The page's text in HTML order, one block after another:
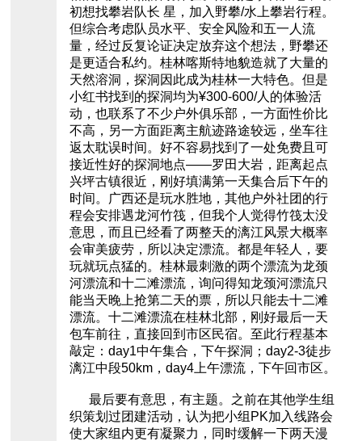
初想找攀岩队长 星，加入野攀/水上攀岩行程。
但综合考虑队员水平、安全风险和五一人流
量，经过反复论证决定放弃这个想法，野攀还
是更适合私约。桂林喀斯特地貌造就了大量的
天然溶洞，探洞因此成为桂林一大特色。但是
小红书找到的探洞均为¥300-600/人的体验活
动，也联系了不少户外俱乐部，一方面性价比
不高，另一方面距离主航迹路途较远，坐车往
返太耽误时间。好不容易找到了一处免费且可
接近性好的探洞地点——罗田大岩，距离起点
兴坪古镇很近，刚好填满第一天集合后下午的
时间。广西还是玩水胜地，其他户外社团的行
程会安排遇龙河竹筏，但我个人觉得竹筏太没
意思，而且已经看了两整天的漓江风景大概率
会审美疲劳，所以决定漂流。都是年轻人，要
玩就玩点猛的。桂林最刺激的两个漂流为龙颈
河漂流和十二滩漂流，询问得知龙颈河漂流只
能当天晚上抢第二天的票，所以只能去十二滩
漂流。十二滩漂流在桂林北部，刚好最后一天
包车前往，直接回到市区民宿。至此行程基本
敲定：day1中午集合，下午探洞；day2-3徒步
漓江中段50km，day4上午漂流，下午回市区。
最后要有意思，有主题。之前在其他学生组
织策划过团建活动，认为把小组PK加入线路会
使大家组内更有凝聚力，同时缓解一下两天漫